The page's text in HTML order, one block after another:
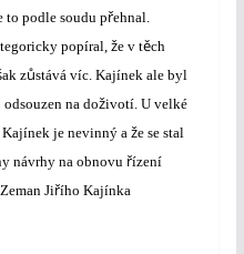
to podle soudu přehnal.
popíral, že v těch
ak zůstává víc. Kajínek ale byl
na doživotí. U velké
Kajínek je nevinný a že se stal
návrhy na obnovu řízení
Jiřího Kajínka